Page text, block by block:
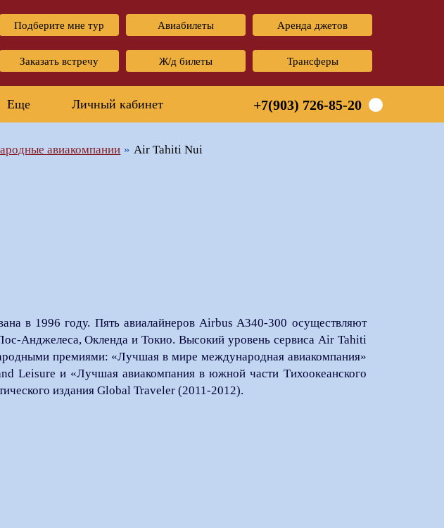
Подберите мне тур Авиабилеты Аренда джетов
Заказать встречу Ж/д билеты Трансферы
Еще Личный кабинет +7(903) 726-85-20
авиакомпании Air Tahiti Nui
в 1996 году. Пять авиалайнеров Airbus A340-300 осуществляют
Анджелеса, Окленда и Токио. Высокий уровень сервиса Air Tahiti
премиями: «Лучшая в мире международная авиакомпания»
Leisure и «Лучшая авиакомпания в южной части Тихоокеанского
издания Global Traveler (2011-2012).